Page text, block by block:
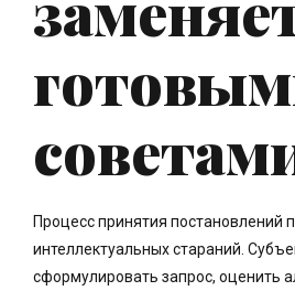
Процесс принятия постановлений
интеллектуальных стараний.
сформулировать запрос, оценить